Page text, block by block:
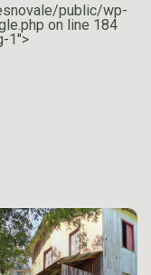
public/wp-
on line 184
1">